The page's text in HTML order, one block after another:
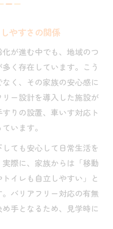
やすさの関係
が進む中でも、地域のつ
く存在しています。こう
く、その家族の安心感に
ー設計を導入した施設が
りの設置、車いす対応ト
います。
ても安心して日常生活を
際に、家族からは「移動
イレも自立しやすい」と
バリアフリー対応の有無
手となるため、見学時に